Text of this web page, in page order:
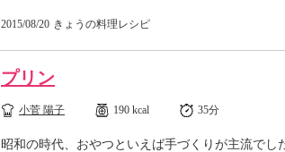
2015/08/20 きょうの料理レシピ
プリン
小菅 陽子 190 kcal 35分
昭和の時代、おやつといえば手づくりが主流でし